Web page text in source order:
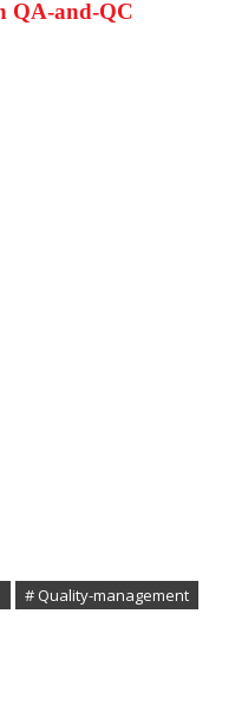
QA-and-QC
# Quality-management